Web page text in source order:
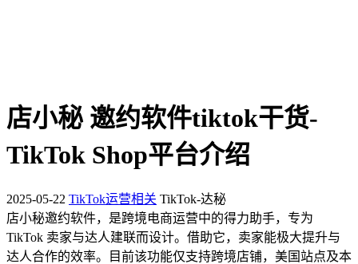
店小秘 邀约软件tiktok干货-
TikTok Shop平台介绍
2025-05-22 TikTok运营相关 TikTok-达秘
店小秘邀约软件，是跨境电商运营中的得力助手，专为
TikTok 卖家与达人建联而设计。借助它，卖家能极大提升与
达人合作的效率。目前该功能仅支持跨境店铺，美国站点及本